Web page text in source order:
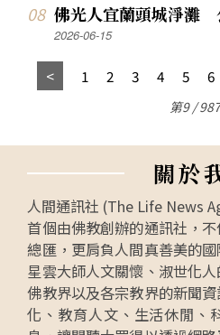
佛光人宜蘭頭城淨灘
2026-06-15
1 2 3 4 5 6
第9 /
關於
人間通訊社 (The Life News
首個由佛教創辦的通訊社，
總匯，更肩負人間真善美的
星雲大師人文關懷、淑世化
佛教界以及各宗教界的新聞
化、教育人文、生活休閒、